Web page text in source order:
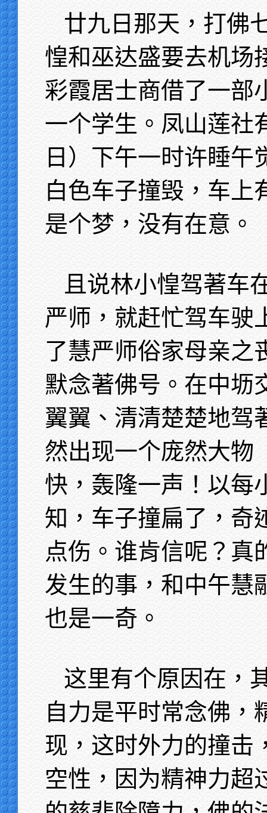
廿九日那天，打佛
惶和巫达盛要去机场
彩霞居士商借了一部
一个学生。凤山莲社
日）下午一时许睡午
白色车子撞毁，车上
是个梦，没有在意。
且说林小惶驾著车
严师，就赶忙驾车驶
了慧严师俗家母亲之
默念著佛号。在中坜
翼翼、清清楚楚地驾
然出现一个庞然大物
快，轰隆一声！以每
知，车子撞扁了，
点伤。谁肯信呢？真
发生的事，和中午慧
也是一奇。
这里有个原因在，
自力是平时常念佛，
现，这时外力的撞击
空性，因为精神力超